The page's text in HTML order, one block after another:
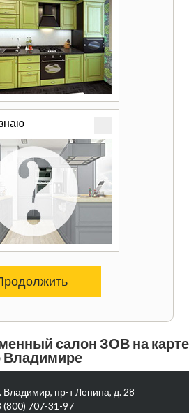
салон ЗОВ на карте
Владимире
Владимир, пр-т Ленина, д. 28
(800) 707-31-97